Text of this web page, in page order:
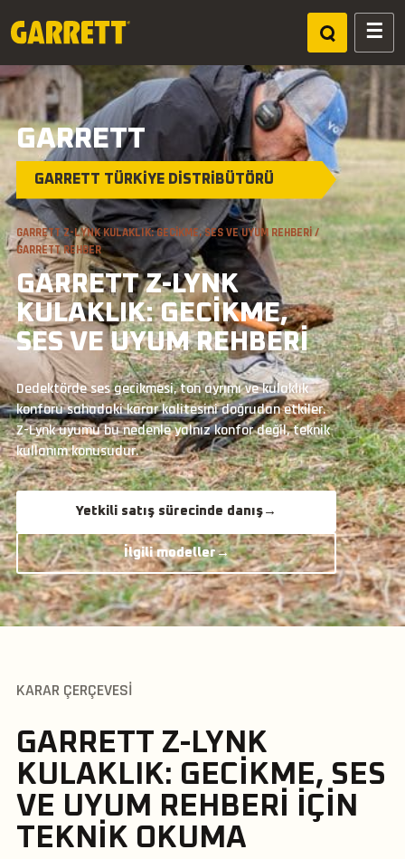
Vortex VX9 ACE Apex
AT Pro AT Max
Axiom Pro Pointer
GARRETT
GARRETT TÜRKİYE DİSTRİBÜTÖRÜ
GARRETT Z-LYNK KULAKLIK: GECIKME, SES VE UYUM REHBERI /
GARRETT REHBER
GARRETT Z-LYNK
KULAKLIK: GECIKME,
SES VE UYUM REHBERI
Dedektörde ses gecikmesi, ton ayrımı ve kulaklık
konforu sahadaki karar kalitesini doğrudan etkiler.
Z-Lynk uyumu bu nedenle yalnız konfor değil, teknik
kullanım konusudur.
Yetkili satış sürecinde danış →
İlgili modeller→
KARAR ÇERÇEVESI
GARRETT Z-LYNK
KULAKLIK: GECIKME, SES
VE UYUM REHBERI IÇIN
TEKNIK OKUMA